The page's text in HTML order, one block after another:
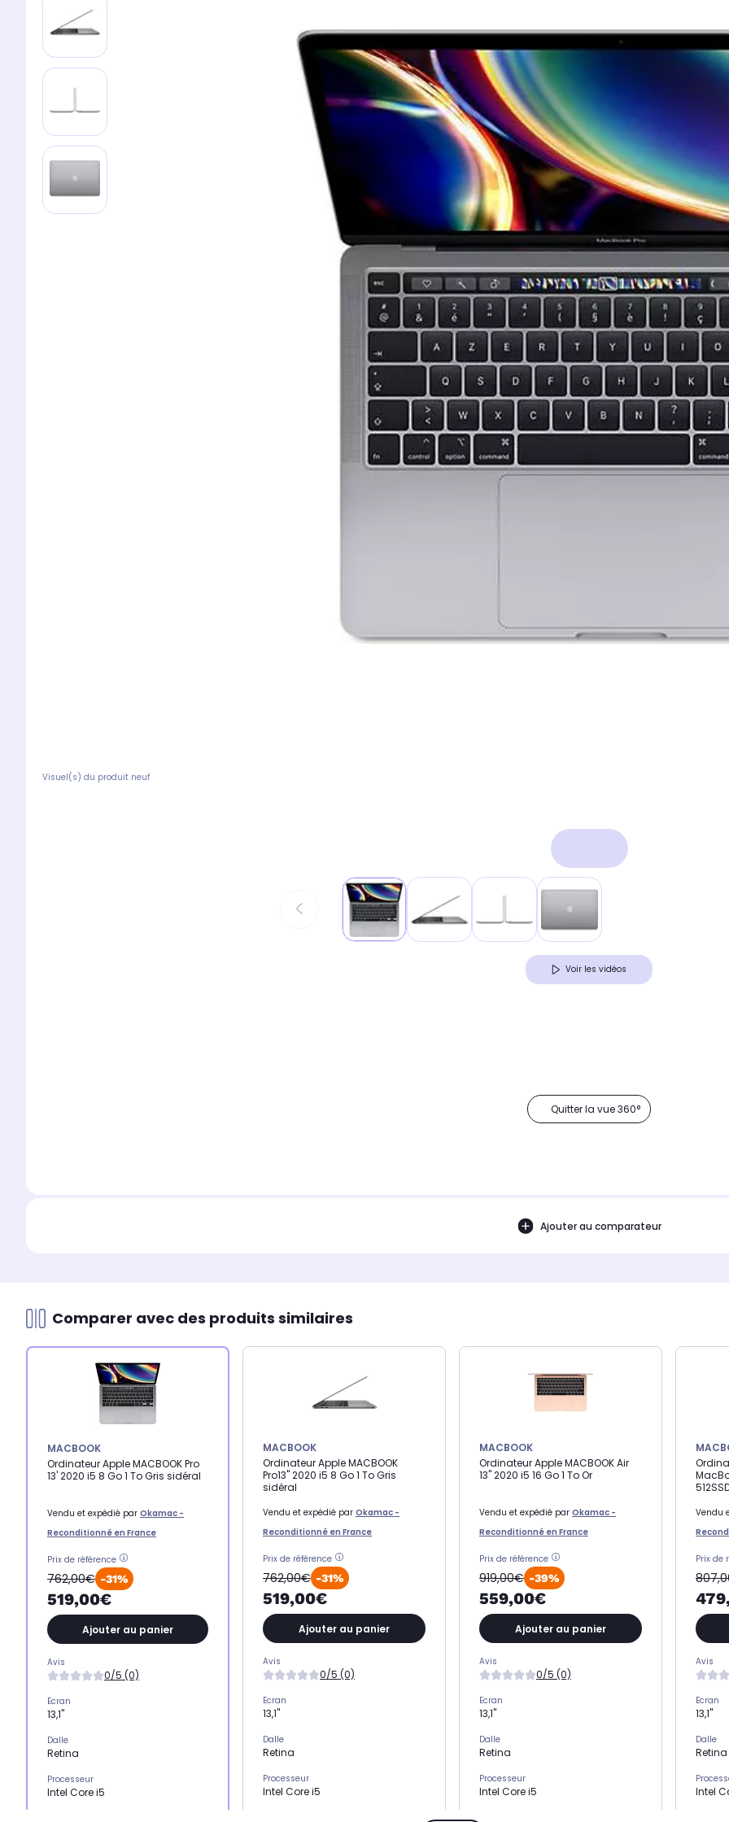
Visuel(s) du produit neuf
Voir les vidéos
Quitter la vue 360°
Ajouter au comparateur
Comparer avec des produits similaires
MACBOOK
Ordinateur Apple MACBOOK Pro
13' 2020 i5 8 Go 1 To Gris sidéral
Vendu et expédié par Okamac -
Reconditionné en France
Prix de référence
762,00€ -31%
519,00€
Ajouter au panier
Avis
0/5 (0)
Ecran
13,1"
Dalle
Retina
Processeur
Intel Core i5
MACBOOK
Ordinateur Apple MACBOOK
Pro13" 2020 i5 8 Go 1 To Gris
sidéral
Vendu et expédié par Okamac -
Reconditionné en France
Prix de référence
762,00€ -31%
519,00€
Ajouter au panier
Avis
0/5 (0)
Ecran
13,1"
Dalle
Retina
Processeur
Intel Core i5
MACBOOK
Ordinateur Apple MACBOOK Air
13" 2020 i5 16 Go 1 To Or
Vendu et expédié par Okamac -
Reconditionné en France
Prix de référence
919,00€ -39%
559,00€
Ajouter au panier
Avis
0/5 (0)
Ecran
13,1"
Dalle
Retina
Processeur
Intel Core i5
Vendu
Prix de
Avis
Ecran
13,1"
Dalle
Retina
Intel